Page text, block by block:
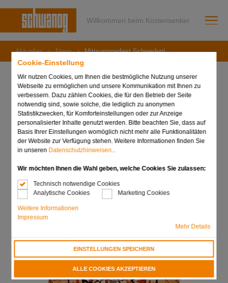
Cookie-Einstellung
Wir nutzen Cookies, um Ihnen die bestmögliche Nutzung unserer
Webseite zu ermöglichen und unsere Kommunikation mit Ihnen zu
verbessern. Dazu zählen Cookies, die für den Betrieb der Seite
notwendig sind, sowie solche, die lediglich zu anonymen
Statistikzwecken, für Komforteinstellungen oder zur Anzeige
personalisierter Inhalte genutzt werden. Bitte beachten Sie, dass auf
Basis Ihrer Einstellungen womöglich nicht mehr alle Funktionalitäten
der Website zur Verfügung stehen. Weitere Informationen finden Sie
in unseren Datenschutzhinweisen..
Wir möchten Ihnen die Wahl geben, welche Cookies Sie zulassen:
Technisch notwendige Cookies
Analytische Cookies
Marketing Cookies
Weitere Informationen
Impressum
Mehr Details
EINSTELLUNGEN SPEICHERN
ALLE COOKIES AKZEPTIEREN
Willkommen beim Kostensenker
Aktuelles News Mittsommerfest Schweden!
19. Juni 2024
Mittsommerfest
Schweden!